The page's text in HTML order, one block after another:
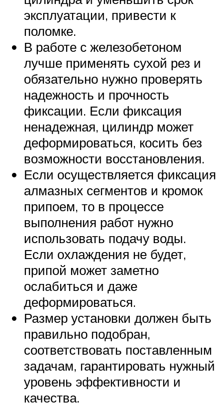
эксплуатации, привести к
поломке.
В работе с железобетоном
лучше применять сухой рез и
обязательно нужно проверять
надежность и прочность
фиксации. Если фиксация
ненадежная, цилиндр может
деформироваться, косить без
возможности восстановления.
Если осуществляется фиксация
алмазных сегментов и кромок
припоем, то в процессе
выполнения работ нужно
использовать подачу воды.
Если охлаждения не будет,
припой может заметно
ослабиться и даже
деформироваться.
Размер установки должен быть
правильно подобран,
соответствовать поставленным
задачам, гарантировать нужный
уровень эффективности и
качества.